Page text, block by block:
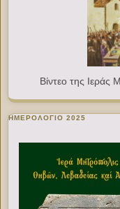
Βίντεο της
ΗΜΕΡΟΛΟΓΙΟ 2025